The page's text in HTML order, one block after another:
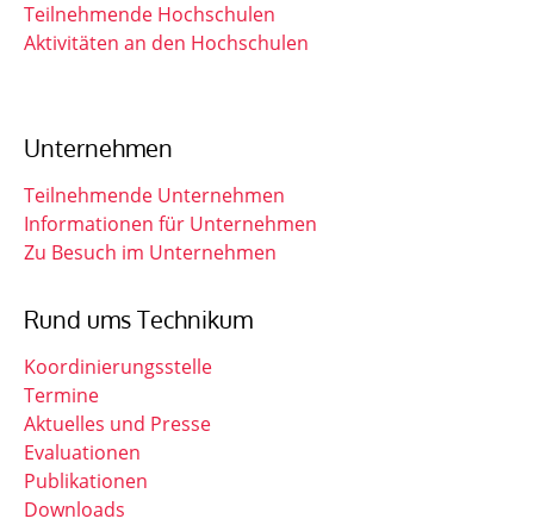
Teilnehmende Hochschulen
Aktivitäten an den Hochschulen
Unternehmen
Teilnehmende Unternehmen
Informationen für Unternehmen
Zu Besuch im Unternehmen
Rund ums Technikum
Koordinierungsstelle
Termine
Aktuelles und Presse
Evaluationen
Publikationen
Downloads